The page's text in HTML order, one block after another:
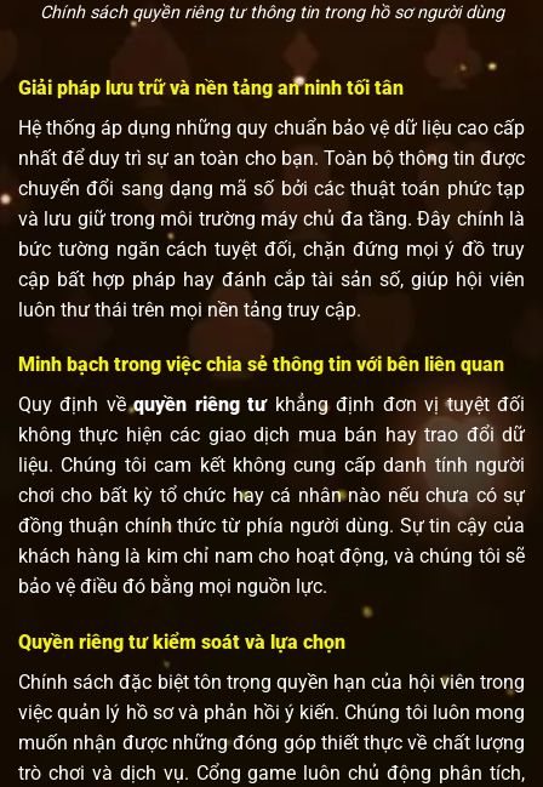
Chính sách quyền riêng tư thông tin trong hồ sơ người dùng
Giải pháp lưu trữ và nền tảng an ninh tối tân
Hệ thống áp dụng những quy chuẩn bảo vệ dữ liệu cao cấp
nhất để duy trì sự an toàn cho bạn. Toàn bộ thông tin được
chuyển đổi sang dạng mã số bởi các thuật toán phức tạp
và lưu giữ trong môi trường máy chủ đa tầng. Đây chính là
bức tường ngăn cách tuyệt đối, chặn đứng mọi ý đồ truy
cập bất hợp pháp hay đánh cắp tài sản số, giúp hội viên
luôn thư thái trên mọi nền tảng truy cập.
Minh bạch trong việc chia sẻ thông tin với bên liên quan
Quy định vềquyền riêng tưkhẳng định đơn vị tuyệt đối
không thực hiện các giao dịch mua bán hay trao đổi dữ
liệu. Chúng tôi cam kết không cung cấp danh tính người
chơi cho bất kỳ tổ chức hay cá nhân nào nếu chưa có sự
đồng thuận chính thức từ phía người dùng. Sự tin cậy của
khách hàng là kim chỉ nam cho hoạt động, và chúng tôi sẽ
bảo vệ điều đó bằng mọi nguồn lực.
Quyền riêng tư kiểm soát và lựa chọn
Chính sách đặc biệt tôn trọng quyền hạn của hội viên trong
việc quản lý hồ sơ và phản hồi ý kiến. Chúng tôi luôn mong
muốn nhận được những đóng góp thiết thực về chất lượng
trò chơi và dịch vụ. Cổng game luôn chủ động phân tích,